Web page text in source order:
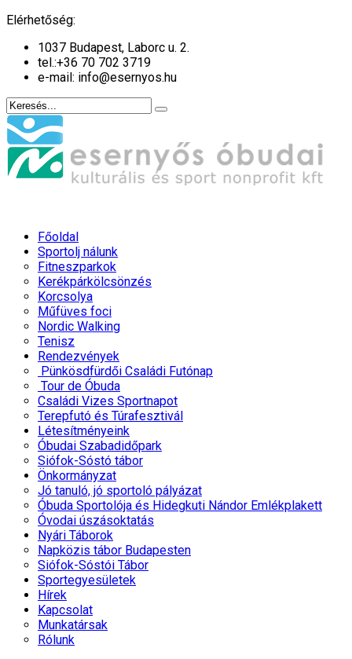
Elérhetőség:
1037 Budapest, Laborc u. 2.
tel.:+36 70 702 3719
e-mail: info@esernyos.hu
Főoldal
Sportolj nálunk
Fitneszparkok
Kerékpárkölcsönzés
Korcsolya
Műfüves foci
Nordic Walking
Tenisz
Rendezvények
Pünkösdfürdői Családi Futónap
Tour de Óbuda
Családi Vizes Sportnapot
Terepfutó és Túrafesztivál
Létesítményeink
Óbudai Szabadidőpark
Siófok-Sóstó tábor
Önkormányzat
Jó tanuló, jó sportoló pályázat
Óbuda Sportolója és Hidegkuti Nándor Emlékplakett
Óvodai úszásoktatás
Nyári Táborok
Napközis tábor Budapesten
Siófok-Sóstói Tábor
Sportegyesületek
Hírek
Kapcsolat
Munkatársak
Rólunk
évhónap
évhónap